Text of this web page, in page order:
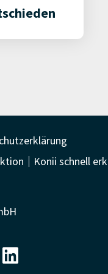
Konii schnell